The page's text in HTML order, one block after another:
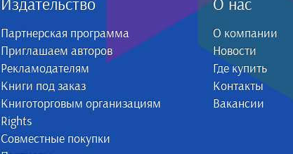
Издательство
Партнерская программа
Приглашаем авторов
Рекламодателям
Книги под заказ
Книготорговым организациям
Rights
Совместные покупки
О нас
О компании
Новости
Где купить
Контакты
Вакансии